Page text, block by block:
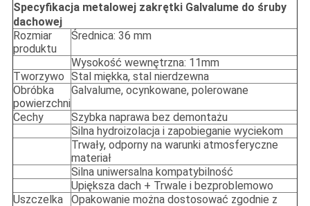
Specyfikacja metalowej zakrętki Galvalume do śruby
dachowej
Rozmiar
produktu
Średnica: 36 mm
Wysokość wewnętrzna: 11mm
Tworzywo Stal miękka, stal nierdzewna
Obróbka
powierzchni
Galvalume, ocynkowane, polerowane
Cechy
Szybka naprawa bez demontażu
Silna hydroizolacja i zapobieganie wyciekom
Trwały, odporny na warunki atmosferyczne
materiał
Silna uniwersalna kompatybilność
Upiększa dach + Trwale i bezproblemowo
Uszczelka
Opakowanie można dostosować zgodnie z